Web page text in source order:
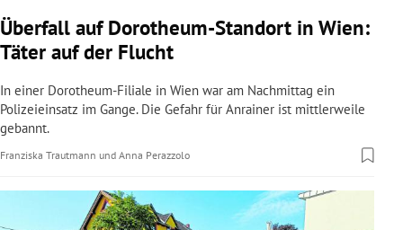
Überfall auf Dorotheum-Standort in Wien:
Täter auf der Flucht
In einer Dorotheum-Filiale in Wien war am Nachmittag ein
Polizeieinsatz im Gange. Die Gefahr für Anrainer ist mittlerweile
gebannt.
Franziska Trautmann und Anna Perazzolo